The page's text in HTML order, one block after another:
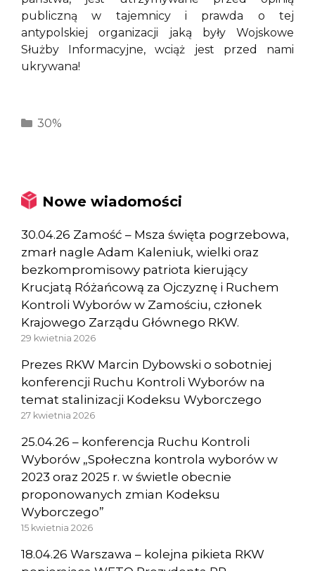
publiczną w tajemnicy i prawda o tej
antypolskiej organizacji jaką były Wojskowe
Służby Informacyjne, wciąż jest przed nami
ukrywana!
Kategorie
30%
Nowe wiadomości
30.04.26 Zamość – Msza święta pogrzebowa,
zmarł nagle Adam Kaleniuk, wielki oraz
bezkompromisowy patriota kierujący
Krucjatą Różańcową za Ojczyznę i Ruchem
Kontroli Wyborów w Zamościu, członek
Krajowego Zarządu Głównego RKW.
29 kwietnia 2026
Prezes RKW Marcin Dybowski o sobotniej
konferencji Ruchu Kontroli Wyborów na
temat stalinizacji Kodeksu Wyborczego
27 kwietnia 2026
25.04.26 – konferencja Ruchu Kontroli
Wyborów „Społeczna kontrola wyborów w
2023 oraz 2025 r. w świetle obecnie
proponowanych zmian Kodeksu
Wyborczego”
15 kwietnia 2026
18.04.26 Warszawa – kolejna pikieta RKW